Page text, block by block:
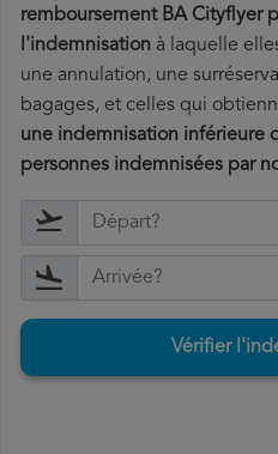
remboursement BA Cityflyer
l'indemnisation à laquelle
une annulation, une
bagages, et celles qui
une indemnisation inférieure
personnes indemnisées par
Vérifier